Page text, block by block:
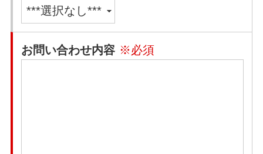
お問い合わせ内容 ※必須